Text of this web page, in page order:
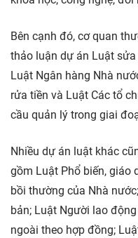
Bên cạnh đó, cơ quan
thảo luận dự án Luật
Luật Ngân hàng Nhà
rửa tiền và Luật Các tổ
cầu quản lý trong giai
Nhiều dự án luật khác
gồm Luật Phổ biến, giáo
bồi thường của Nhà
bản; Luật Người lao
ngoài theo hợp đồng;